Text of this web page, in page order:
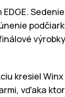
kresiel
vďaka